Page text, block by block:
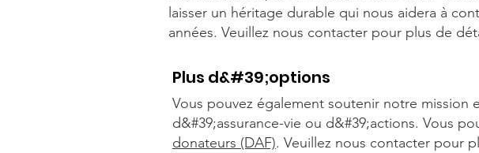
laisser un héritage durable qui nous aidera à
années. Veuillez nous contacter pour plus de
Plus d&#39;options
Vous pouvez également soutenir notre mission
d&#39;assurance-vie ou d&#39;actions. Vous
donateurs (DAF). Veuillez nous contacter pour